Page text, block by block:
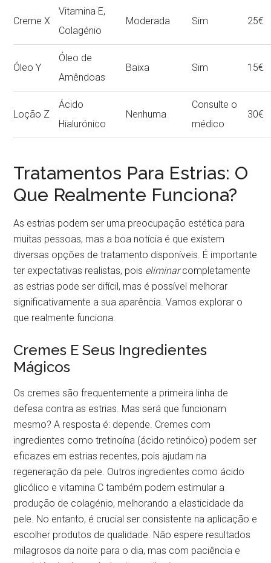
Creme X
Vitamina E,
Colagénio
Moderada Sim 25€
Óleo Y
Óleo de
Amêndoas
Baixa Sim 15€
Loção Z
Ácido
Hialurónico
Nenhuma
Consulte o
médico
30€
Tratamentos Para Estrias: O
Que Realmente Funciona?
As estrias podem ser uma preocupação estética para
muitas pessoas, mas a boa notícia é que existem
diversas opções de tratamento disponíveis. É importante
ter expectativas realistas, pois eliminarcompletamente
as estrias pode ser difícil, mas é possível melhorar
significativamente a sua aparência. Vamos explorar o
que realmente funciona.
Cremes E Seus Ingredientes
Mágicos
Os cremes são frequentemente a primeira linha de
defesa contra as estrias. Mas será que funcionam
mesmo? A resposta é: depende. Cremes com
ingredientes como tretinoína (ácido retinóico) podem ser
eficazes em estrias recentes, pois ajudam na
regeneração da pele. Outros ingredientes como ácido
glicólico e vitamina C também podem estimular a
produção de colagénio, melhorando a elasticidade da
pele. No entanto, é crucial ser consistente na aplicação e
escolher produtos de qualidade. Não espere resultados
milagrosos da noite para o dia, mas com paciência e